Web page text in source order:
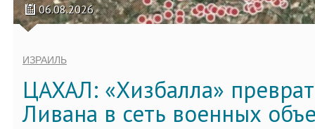
06.08.2026
ИЗРАИЛЬ
ЦАХАЛ: «Хизбалла»
Ливана в сеть военных